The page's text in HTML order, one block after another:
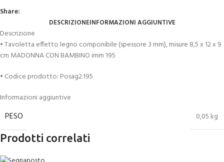
Share:
DESCRIZIONEINFORMAZIONI AGGIUNTIVE
Descrizione
• Tavoletta effetto legno componibile (spessore 3 mm), misure 8,5 x 12 x 9
cm MADONNA CON BAMBINO imm 195
• Codice prodotto: Posag2.195
Informazioni aggiuntive
PESO 0,05 kg
Prodotti correlati